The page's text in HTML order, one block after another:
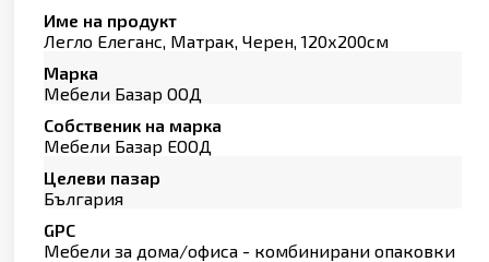
Име на продукт
Легло Елеганс, Матрак, Черен, 120х200см
Марка
Мебели Базар ООД
Собственик на марка
Мебели Базар ЕООД
Целеви пазар
България
GPC
Мебели за дома/офиса - комбинирани опаковки